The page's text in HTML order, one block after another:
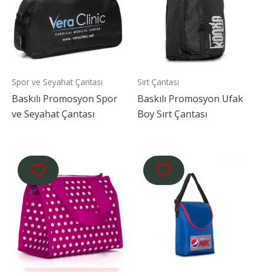
Spor ve Seyahat Çantası
Baskılı Promosyon Spor
ve Seyahat Çantası
Sırt Çantası
Baskılı Promosyon Ufak
Boy Sırt Çantası